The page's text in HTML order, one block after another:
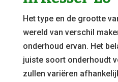
Het type en de grootte
wereld van verschil
onderhoud ervan. Het
juiste soort onderhoudt
zullen variëren